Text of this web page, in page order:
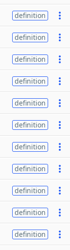
definition
definition
definition
definition
definition
definition
definition
definition
definition
definition
definition